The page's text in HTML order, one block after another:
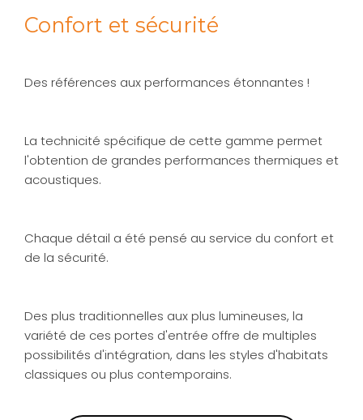
Confort et sécurité
Des références aux performances étonnantes !
La technicité spécifique de cette gamme permet
l'obtention de grandes performances thermiques et
acoustiques.
Chaque détail a été pensé au service du confort et
de la sécurité.
Des plus traditionnelles aux plus lumineuses, la
variété de ces portes d'entrée offre de multiples
possibilités d'intégration, dans les styles d'habitats
classiques ou plus contemporains.